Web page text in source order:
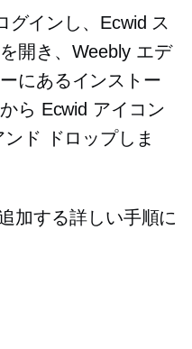
グインし、Ecwid ス
開き、Weebly エデ
にあるインストー
ら Ecwid アイコン
ド ドロップしま
加する詳しい手順に